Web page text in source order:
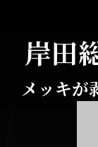
岸田
メッキが